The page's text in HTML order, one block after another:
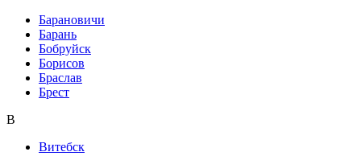
Барановичи
Барань
Бобруйск
Борисов
Браслав
Брест
В
Витебск